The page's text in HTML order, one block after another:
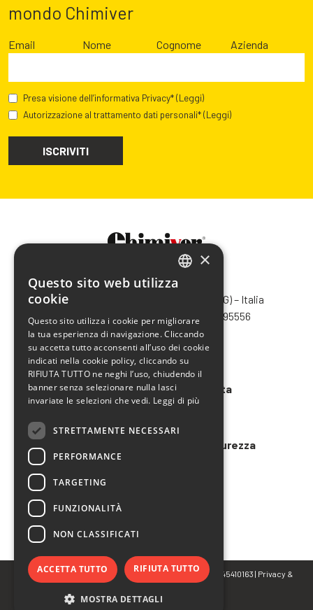
mondo Chimiver
Email Nome Cognome Azienda
Presa visione dell’informativa Privacy*(Leggi)
Autorizzazione al trattamento dati personali*(Leggi)
CHIMIVER PANSERI S.p.A.
Via Bergamo, 1401 – 24030 Pontida (BG) – Italia
Tel.
+39 035 795031
– Fax +39 035 795556
info@chimiver.com
Faq
Condizioni generali di vendita
Modello 231 e Organigramma Sicurezza
© Copyright 2023 CHIMIVER PANSERI S.p.A. | P.IVA 02745410163 | Privacy &
Cookie Policy
FRENCH
SPANISH
×
Questo sito web utilizza
cookie
Questo sito utilizza i cookie per migliorare
la tua esperienza di navigazione. Cliccando
su accetta tutto acconsenti all’uso dei cookie
indicati nella cookie policy, cliccando su
RIFIUTA TUTTO ne neghi l’uso, chiudendo il
banner senza selezionare nulla lasci
invariate le selezioni che vedi. Leggi di più
STRETTAMENTE NECESSARI
PERFORMANCE
TARGETING
FUNZIONALITÀ
NON CLASSIFICATI
ACCETTA TUTTO RIFIUTA TUTTO
MOSTRA DETTAGLI